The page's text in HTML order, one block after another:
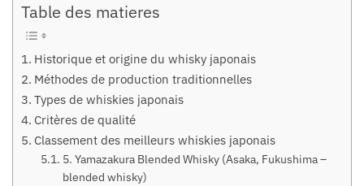
Table des matieres
Historique et origine du whisky japonais
Méthodes de production traditionnelles
Types de whiskies japonais
Critères de qualité
Classement des meilleurs whiskies japonais
5. Yamazakura Blended Whisky (Asaka, Fukushima –
blended whisky)